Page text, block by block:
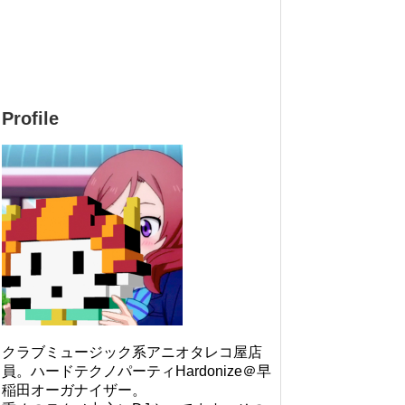
Profile
クラブミュージック系アニオタレコ屋店
員。ハードテクノパーティHardonize＠早
稲田オーガナイザー。